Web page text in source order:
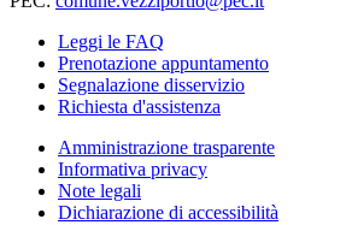
Leggi le FAQ
Prenotazione appuntamento
Segnalazione disservizio
Richiesta d'assistenza
Amministrazione trasparente
Informativa privacy
Note legali
Dichiarazione di accessibilità